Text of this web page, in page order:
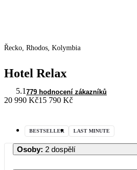
Řecko, Rhodos, Kolymbia
Hotel Relax
5.1 779 hodnocení zákazníků
20 990 Kč15 790 Kč
BESTSELLER LAST MINUTE
Osoby: 2 dospělí